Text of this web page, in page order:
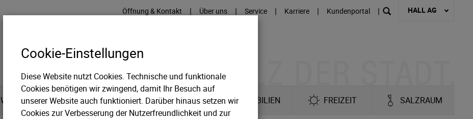
Öffnung & Kontakt | Über uns | Service | Karriere | Kundenportal | HALL AG
WÄRME KÄLTE IT IMMOBILIEN FREIZEIT SALZRAUM
Cookie-Einstellungen
Diese Website nutzt Cookies. Technische und funktionale
Cookies benötigen wir zwingend, damit Ihr Besuch auf
unserer Website auch funktioniert. Darüber hinaus setzen wir
Cookies zur Verbesserung der Nutzerfreundlichkeit und zur